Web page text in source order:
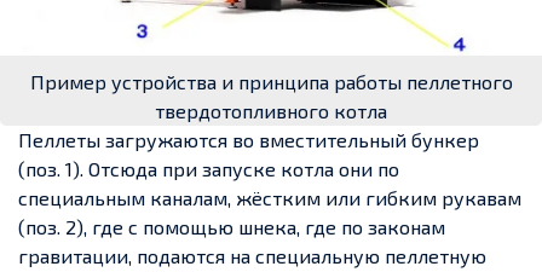
Пример устройства и принципа работы пеллетного
твердотопливного котла
Пеллеты загружаются во вместительный бункер
(поз. 1). Отсюда при запуске котла они по
специальным каналам, жёстким или гибким рукавам
(поз. 2), где с помощью шнека, где по законам
гравитации, подаются на специальную пеллетную